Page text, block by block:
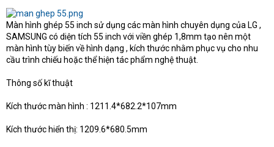
t
e
r
Màn hình ghép 55 inch sử dụng các màn hình chuyên dụng của LG ,
SAMSUNG có diện tích 55 inch với viền ghép 1,8mm tạo nên một
màn hình tùy biến về hình dạng , kích thước nhằm phục vụ cho nhu
cầu trình chiếu hoặc thể hiện tác phẩm nghệ thuật.
Thông số kĩ thuật
Kích thước màn hình : 1211.4*682.2*107mm
Kích thước hiển thị: 1209.6*680.5mm